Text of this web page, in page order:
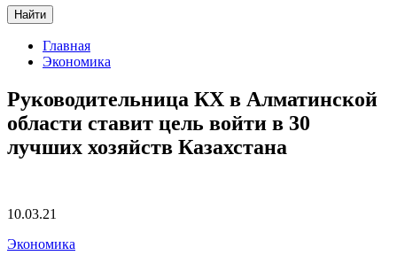
Найти
Главная
Экономика
Руководительница КХ в Алматинской
области ставит цель войти в 30
лучших хозяйств Казахстана
10.03.21
Экономика